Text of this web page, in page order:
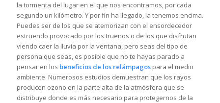
la tormenta del lugar en el que nos encontramos, por cada
segundo un kilómetro. Y por fin ha llegado, la tenemos encima.
Puedes ser de los que se atemorizan con el ensordecedor
estruendo provocado por los truenos o de los que disfrutan
viendo caer la lluvia por la ventana, pero seas del tipo de
persona que seas, es posible que no te hayas parado a
pensar en los beneficios de los relámpagos para el medio
ambiente. Numerosos estudios demuestran que los rayos
producen ozono en la parte alta de la atmósfera que se
distribuye donde es más necesario para protegernos de la